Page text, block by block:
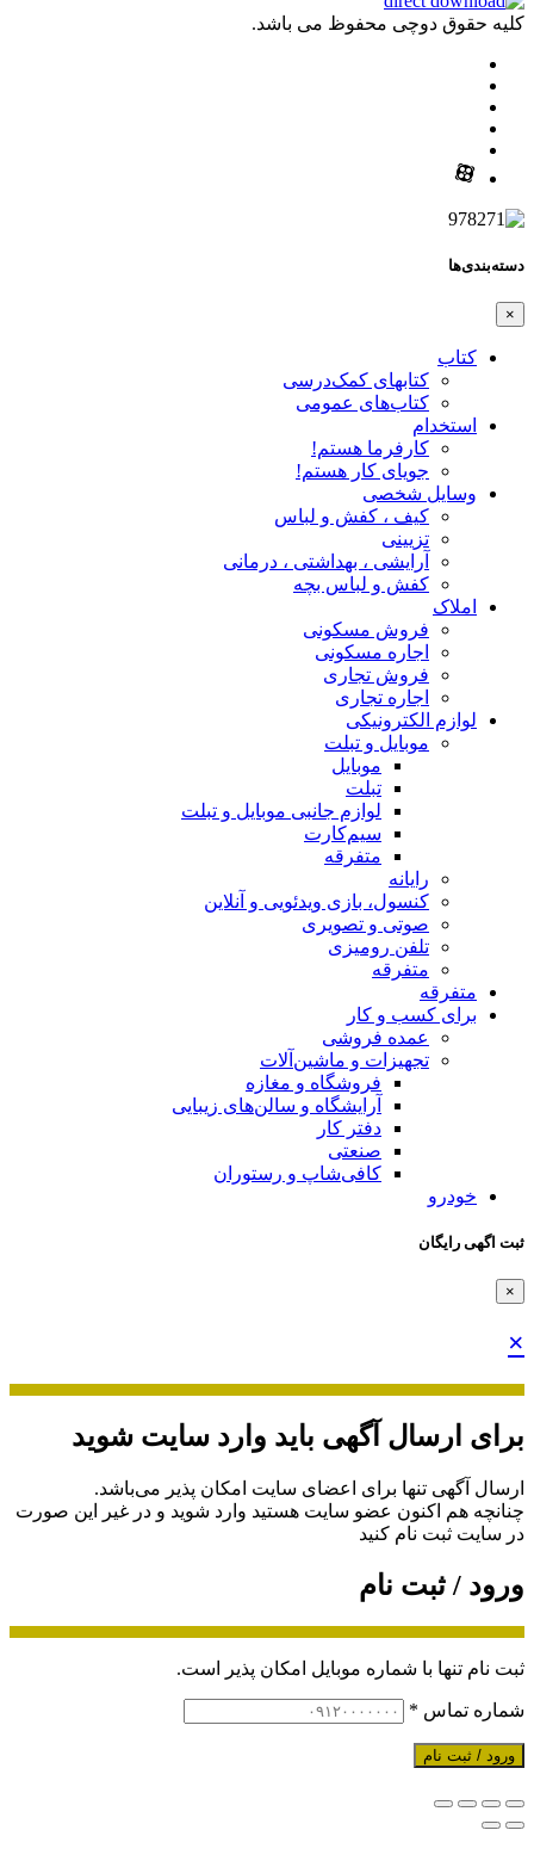
کلیه حقوق دوچی محفوظ می باشد.
دسته‌بندی‌ها
×
کتاب
کتابهای کمک‌درسی
کتاب‌های عمومی
استخدام
کارفرما هستم!
جویای کار هستم!
وسایل شخصی
کیف ، کفش و لباس
تزیینی
آرایشی ، بهداشتی ، درمانی
کفش و لباس بچه
املاک
فروش مسکونی
اجاره مسکونی
فروش تجاری
اجاره تجاری
لوازم الکترونیکی
موبایل و تبلت
موبایل
تبلت
لوازم جانبی موبایل و تبلت
سیم‌کارت
متفرقه
رایانه
کنسول، بازی‌ ویدئویی و آنلاین
صوتی و تصویری
تلفن رومیزی
متفرقه
متفرقه
برای کسب و کار
عمده فروشی
تجهیزات و ماشین‌آلات
فروشگاه و مغازه
آرایشگاه و سالن‌های زیبایی
دفتر کار
صنعتی
کافی‌شاپ و رستوران
خودرو
ثبت اگهی رایگان
×
×
برای ارسال آگهی باید وارد سایت شوید
ارسال آگهی تنها برای اعضای سایت امکان پذیر می‌باشد.
چنانچه هم‌ اکنون عضو سایت هستید وارد شوید و در غیر این صورت
در سایت ثبت نام کنید
ورود / ثبت نام
ثبت نام تنها با شماره موبایل امکان پذیر است.
شماره تماس *
ورود / ثبت نام